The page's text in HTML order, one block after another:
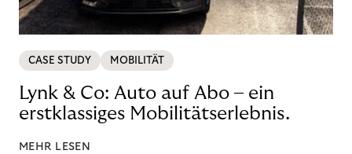
CASE STUDY MOBILITÄT
Lynk & Co: Auto auf Abo – ein
erstklassiges Mobilitätserlebnis.
MEHR LESEN